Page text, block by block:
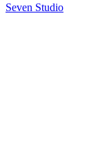
Seven Studio